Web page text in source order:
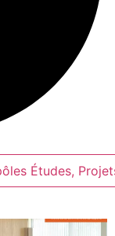
Études,